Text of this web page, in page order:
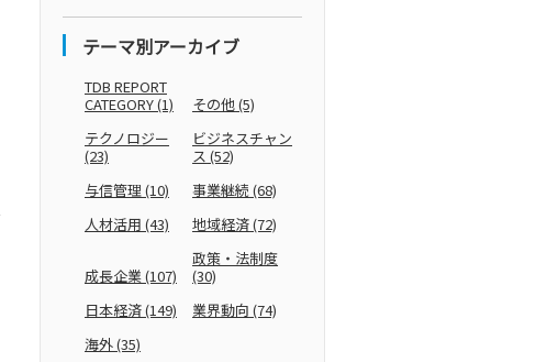
テーマ別アーカイブ
TDB REPORT
CATEGORY(1) その他(5)
テクノロジー
(23)
ビジネスチャン
ス (52)
与信管理(10) 事業継続(68)
人材活用 (43) 地域経済(72)
成長企業(107)
政策・法制度
(30)
日本経済(149) 業界動向 (74)
海外(35)